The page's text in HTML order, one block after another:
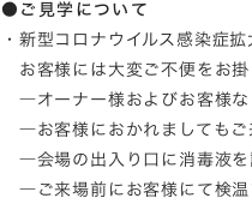
●ご見学について
・新型コロナウイルス感染症
お客様には大変ご不便をお掛
―オーナー様およびお客様な
―お客様におかれましてもご
―会場の出入り口に消毒液を
―ご来場前にお客様にて検温